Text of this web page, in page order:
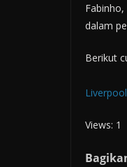
dalam
Berikut
Views: 1